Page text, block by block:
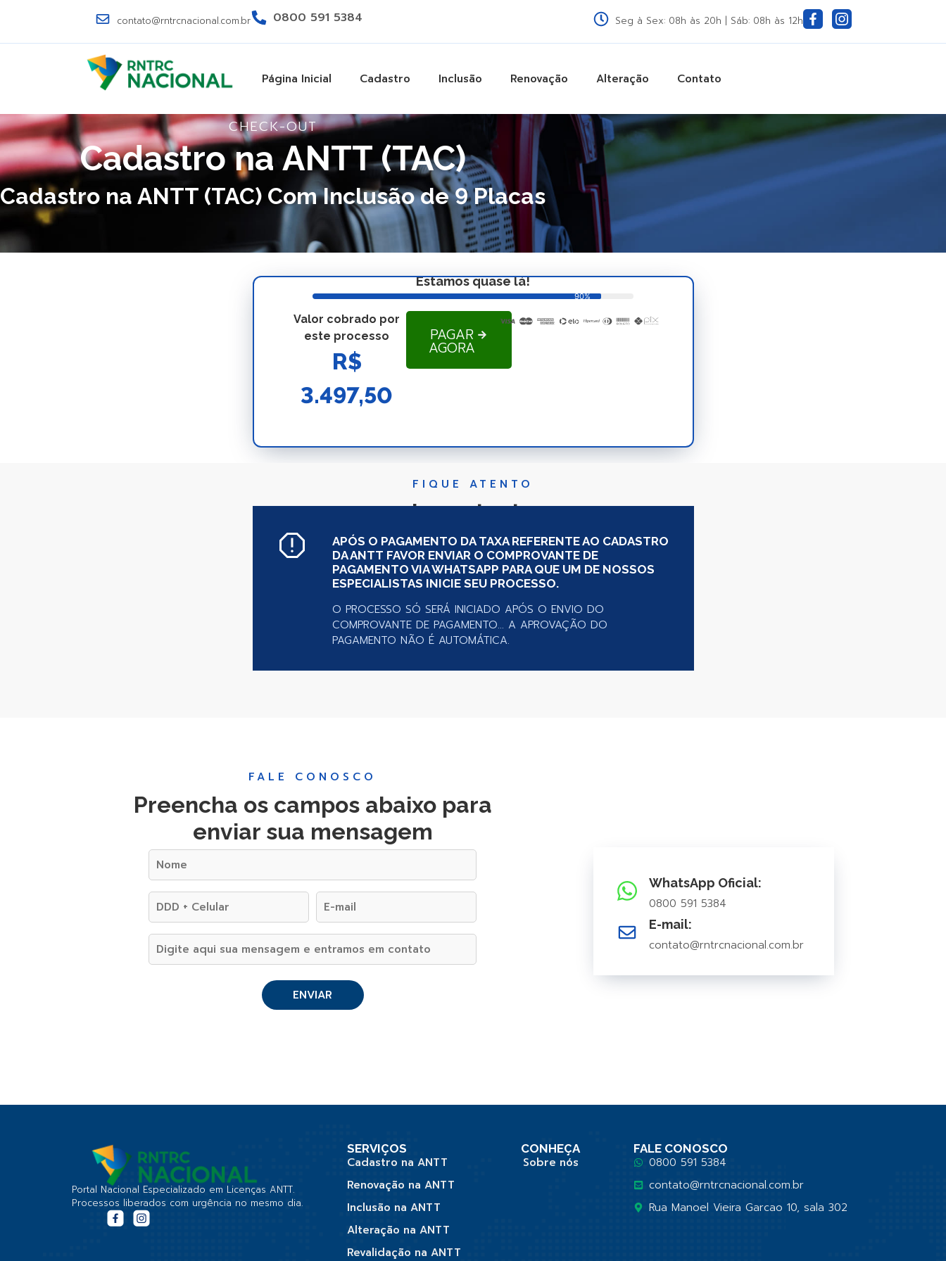
contato@rntrcnacional.com.br 0800 591 5384 Seg à Sex: 08h às 20h | Sáb: 08h às 12h
Página Inicial Cadastro Inclusão Renovação Alteração Contato
CHECK-OUT
Cadastro na ANTT (TAC)
Cadastro na ANTT (TAC) Com Inclusão de 9 Placas
Estamos quase lá!
90%
Valor cobrado por
este processo
R$
3.497,50
PAGAR
AGORA
FIQUE ATENTO
Importante
APÓS O PAGAMENTO DA TAXA REFERENTE AO CADASTRO
DA ANTT FAVOR ENVIAR O COMPROVANTE DE
PAGAMENTO VIA WHATSAPP PARA QUE UM DE NOSSOS
ESPECIALISTAS INICIE SEU PROCESSO.
O PROCESSO SÓ SERÁ INICIADO APÓS O ENVIO DO
COMPROVANTE DE PAGAMENTO... A APROVAÇÃO DO
PAGAMENTO NÃO É AUTOMÁTICA.
FALE CONOSCO
Preencha os campos abaixo para
enviar sua mensagem
WhatsApp Oficial:
0800 591 5384
E-mail:
contato@rntrcnacional.com.br
Portal Nacional Especializado em Licenças ANTT.
Processos liberados com urgência no mesmo dia.
SERVIÇOS
Cadastro na ANTT
Renovação na ANTT
Inclusão na ANTT
Alteração na ANTT
Revalidação na ANTT
CONHEÇA
Sobre nós
FALE CONOSCO
0800 591 5384
contato@rntrcnacional.com.br
Rua Manoel Vieira Garcao 10, sala 302